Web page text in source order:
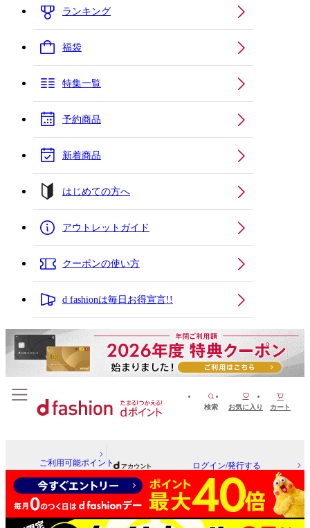
ランキング
福袋
特集一覧
予約商品
新着商品
はじめての方へ
アウトレットガイド
クーポンの使い方
d fashionは毎日お得宣言!!
検索 お気に入り カート
ご利用可能ポイント ログイン/発行する